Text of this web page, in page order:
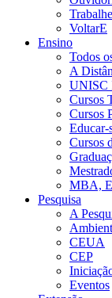
VoltarE
Ensino
Todos
A
UNISC
Cursos
Cursos
Educar-
Cursos
MBA,
Pesquisa
A
CEUA
CEP
Eventos